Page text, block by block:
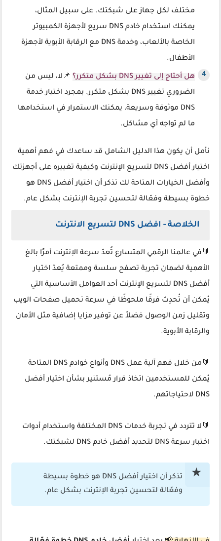
مختلف لكل جهاز على شبكتك. على سبيل المثال،
يمكنك استخدام خادم DNS سريع لأجهزة الكمبيوتر
الخاصة بالألعاب، وخدمة DNS مع الرقابة الأبوية لأجهزة
الأطفال.
هل أحتاج إلى تغيير DNS بشكل متكرر؟
📌لا، ليس من
الضروري تغيير DNS بشكل متكرر. بمجرد اختيار خدمة
DNS موثوقة وسريعة، يمكنك الاستمرار في استخدامها
ما لم تواجه أي مشاكل.
نأمل أن يكون هذا الدليل الشامل قد ساعدك في فهم أهمية
اختيار أفضل DNS لتسريع الإنترنت وكيفية تغييره على أجهزتك
وأفضل الخيارات المتاحة لك تذكر أن اختيار أفضل DNS هو
خطوة بسيطة وفعّالة لتحسين تجربة الإنترنت بشكل عام.
الخلاصة - افضل DNS لتسريع الانترنت
🔰في عالمنا الرقمي المتسارع تُعدّ سرعة الإنترنت أمرًا بالغ
الأهمية لضمان تجربة تصفح سلسة وممتعة يُعدّ اختيار
أفضل DNS لتسريع الإنترنت أحد العوامل الأساسية التي
يُمكن أن تُحدِث فرقًا ملحوظًا في سرعة تحميل صفحات الويب
وتقليل زمن الوصول فضلاً عن توفير مزايا إضافية مثل الأمان
والرقابة الأبوية.
🔰من خلال فهم آلية عمل DNS وأنواع خوادم DNS المتاحة
يُمكن للمستخدمين اتخاذ قرار مُستنير بشأن اختيار أفضل
DNS لاحتياجاتهم.
🔰لا تتردد في تجربة خدمات DNS المختلفة واستخدام أدوات
اختبار سرعة DNS لتحديد أفضل خادم DNS لشبكتك.
تذكر أن اختيار أفضل DNS هو خطوة بسيطة
وفعّالة لتحسين تجربة الإنترنت بشكل عام.